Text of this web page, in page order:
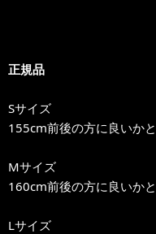
正規品
Sサイズ
155cm前後の方に良いか
Mサイズ
160cm前後の方に良いか
Lサイズ